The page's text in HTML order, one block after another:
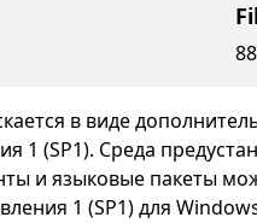
в виде
1 (SP1). Среда
и языковые пакеты
1 (SP1) для